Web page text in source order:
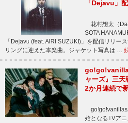
「Dejavu」
花村想太（
SOTA
「Dejavu (feat. AIRI SUZUKI)」を配信リリ
リングに迎えた本楽曲。ジャケット写真は …
ャーズ』三
2か月連続で
go!go!vanillas
始となるTVア